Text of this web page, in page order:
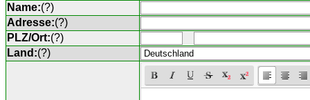
Name:(?)
Adresse:(?)
PLZ/Ort:(?)
Land:(?)